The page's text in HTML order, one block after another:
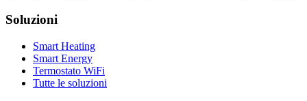
Soluzioni
Smart Heating
Smart Energy
Termostato WiFi
Tutte le soluzioni